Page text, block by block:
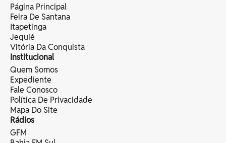
Página Principal
Feira De Santana
Itapetinga
Jequié
Vitória Da Conquista
Institucional
Quem Somos
Expediente
Fale Conosco
Política De Privacidade
Mapa Do Site
Rádios
GFM